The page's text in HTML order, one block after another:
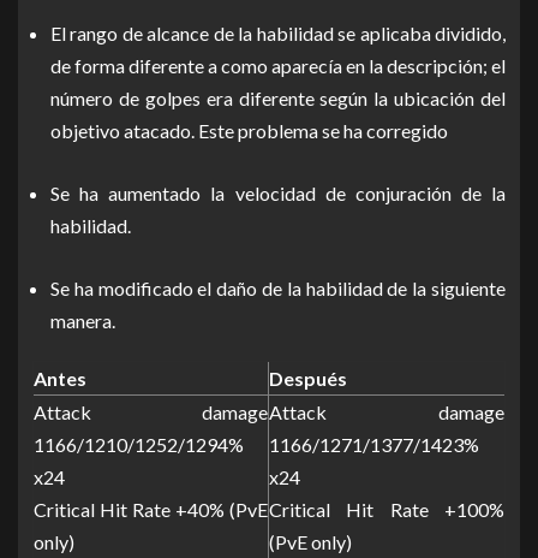
El rango de alcance de la habilidad se aplicaba dividido,
de forma diferente a como aparecía en la descripción; el
número de golpes era diferente según la ubicación del
objetivo atacado. Este problema se ha corregido
Se ha aumentado la velocidad de conjuración de la
habilidad.
Se ha modificado el daño de la habilidad de la siguiente
manera.
Antes
Después
Attack damage
1166/1210/1252/1294%
x24
Critical Hit Rate +40% (PvE
only)
Attack damage
1166/1271/1377/1423%
x24
Critical Hit Rate +100%
(PvE only)